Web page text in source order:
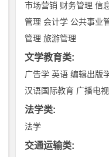
市场营销 财务管理 信
管理 会计学 公共事业
管理 旅游管理
文学教育类:
广告学 英语 编辑出版
汉语国际教育 广播电
法学类:
法学
交通运输类: